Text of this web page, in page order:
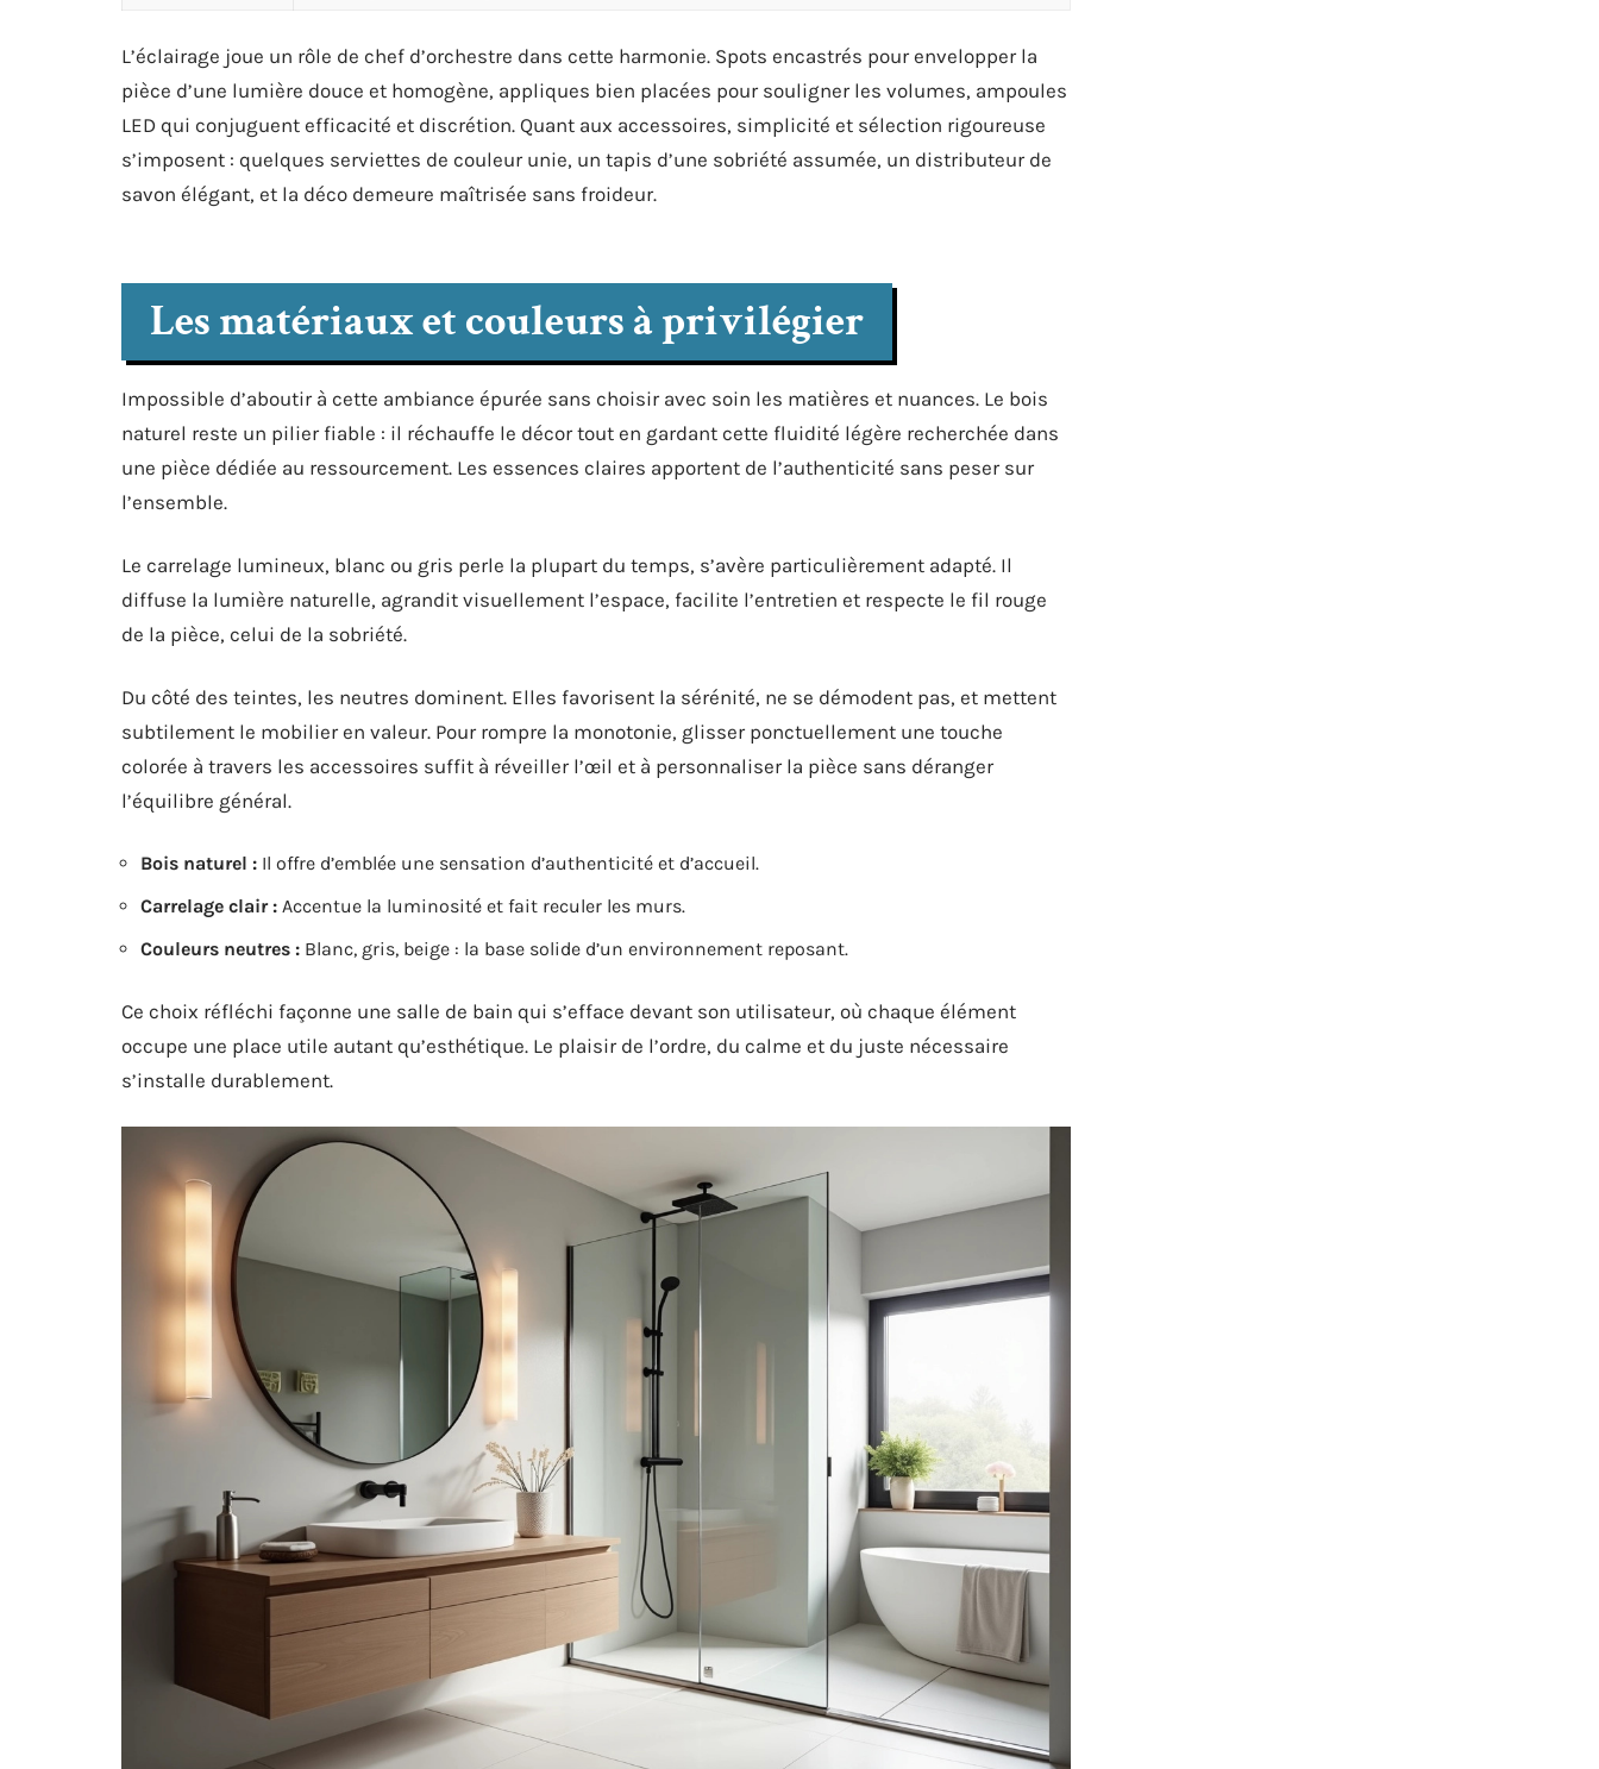
L’éclairage joue un rôle de chef d’orchestre dans cette harmonie. Spots encastrés pour envelopper la
pièce d’une lumière douce et homogène, appliques bien placées pour souligner les volumes, ampoules
LED qui conjuguent efficacité et discrétion. Quant aux accessoires, simplicité et sélection rigoureuse
s’imposent : quelques serviettes de couleur unie, un tapis d’une sobriété assumée, un distributeur de
savon élégant, et la déco demeure maîtrisée sans froideur.
Les matériaux et couleurs à privilégier
Impossible d’aboutir à cette ambiance épurée sans choisir avec soin les matières et nuances. Le bois
naturel reste un pilier fiable : il réchauffe le décor tout en gardant cette fluidité légère recherchée dans
une pièce dédiée au ressourcement. Les essences claires apportent de l’authenticité sans peser sur
l’ensemble.
Le carrelage lumineux, blanc ou gris perle la plupart du temps, s’avère particulièrement adapté. Il
diffuse la lumière naturelle, agrandit visuellement l’espace, facilite l’entretien et respecte le fil rouge
de la pièce, celui de la sobriété.
Du côté des teintes, les neutres dominent. Elles favorisent la sérénité, ne se démodent pas, et mettent
subtilement le mobilier en valeur. Pour rompre la monotonie, glisser ponctuellement une touche
colorée à travers les accessoires suffit à réveiller l’œil et à personnaliser la pièce sans déranger
l’équilibre général.
Bois naturel : Il offre d’emblée une sensation d’authenticité et d’accueil.
Carrelage clair : Accentue la luminosité et fait reculer les murs.
Couleurs neutres : Blanc, gris, beige : la base solide d’un environnement reposant.
Ce choix réfléchi façonne une salle de bain qui s’efface devant son utilisateur, où chaque élément
occupe une place utile autant qu’esthétique. Le plaisir de l’ordre, du calme et du juste nécessaire
s’installe durablement.